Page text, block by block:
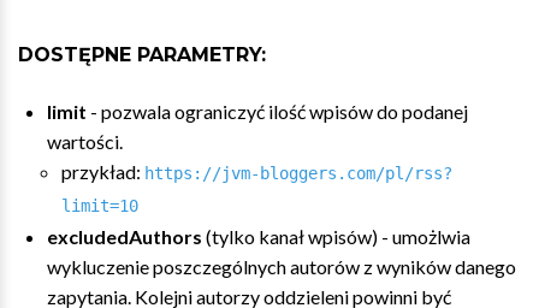
DOSTĘPNE PARAMETRY:
limit - pozwala ograniczyć ilość wpisów do podanej
wartości.
przykład: https://jvm-bloggers.com/pl/rss?
limit=10
excludedAuthors (tylko kanał wpisów) - umożlwia
wykluczenie poszczególnych autorów z wyników danego
zapytania. Kolejni autorzy oddzieleni powinni być